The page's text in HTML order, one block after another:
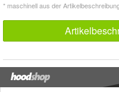
* maschinell aus der